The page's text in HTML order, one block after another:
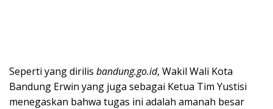
Seperti yang dirilis bandung.go.id, Wakil Wali Kota
Bandung Erwin yang juga sebagai Ketua Tim Yustisi
menegaskan bahwa tugas ini adalah amanah besar